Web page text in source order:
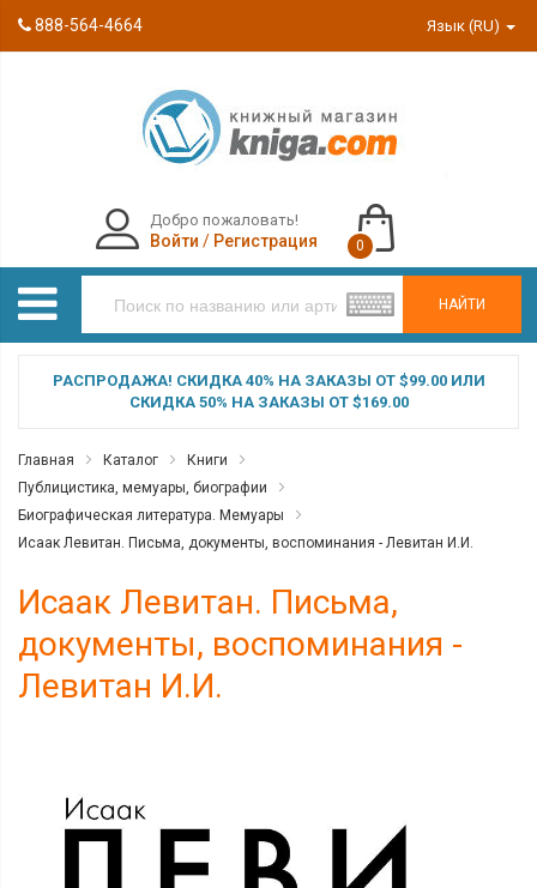
888-564-4664 Язык (RU)
НАЙТИ
Добро пожаловать!
Войти / Регистрация 0
РАСПРОДАЖА! СКИДКА 40% НА ЗАКАЗЫ ОТ $99.00 ИЛИ
СКИДКА 50% НА ЗАКАЗЫ ОТ $169.00
Главная Каталог
Книги
Публицистика, мемуары, биографии
Биографическая литература. Мемуары
Исаак Левитан. Письма, документы, воспоминания - Левитан И.И.
Исаак Левитан. Письма,
документы, воспоминания -
Левитан И.И.